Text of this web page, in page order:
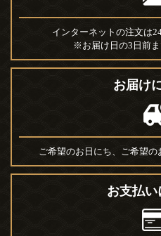
インターネットの注文は
※お届け日の3日前ま
お届け
ご希望のお日にち、ご希望の
お支払い